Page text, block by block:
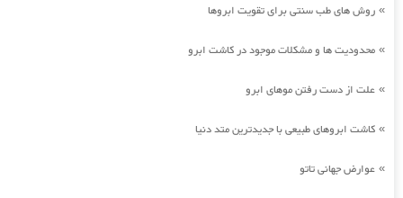
» روش های طب سنتی برای تقویت ابروها
» محدودیت ها و مشکلات موجود در کاشت ابرو
» علت از دست رفتن موهای ابرو
» کاشت ابروهای طبیعی با جدیدترین متد دنیا
» عوارض جهانی تاتو